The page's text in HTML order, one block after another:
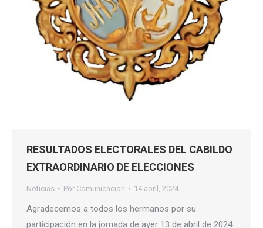
RESULTADOS ELECTORALES DEL CABILDO
EXTRAORDINARIO DE ELECCIONES
Noticias Por Comunicacion 14 abril, 2024
Agradecemos a todos los hermanos por su
participación en la jornada de ayer 13 de abril de 2024.